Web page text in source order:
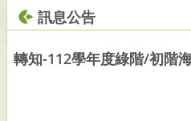
訊息公告
轉知-112學年度綠階/初階